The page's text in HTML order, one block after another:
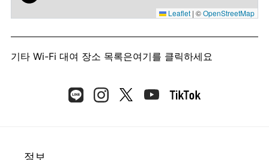
Leaflet | ©OpenStreetMap
기타 Wi-Fi 대여 장소 목록은여기를 클릭하세요
정보